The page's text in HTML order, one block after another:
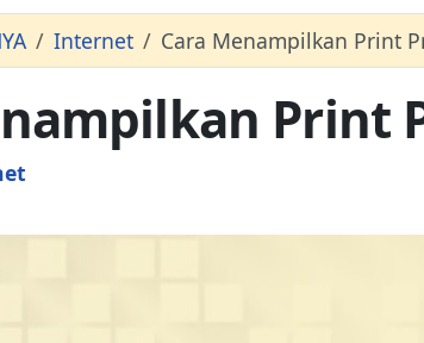
Internet Cara Menampilkan Print
Print